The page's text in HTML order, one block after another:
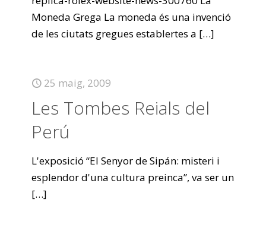
Moneda Grega La moneda és una invenció
de les ciutats gregues establertes a […]
25 maig, 2009
Les Tombes Reials del
Perú
L'exposició “El Senyor de Sipán: misteri i
esplendor d'una cultura preinca”, va ser un
[…]